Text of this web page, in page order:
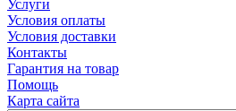
Услуги
Условия оплаты
Условия доставки
Контакты
Гарантия на товар
Помощь
Карта сайта